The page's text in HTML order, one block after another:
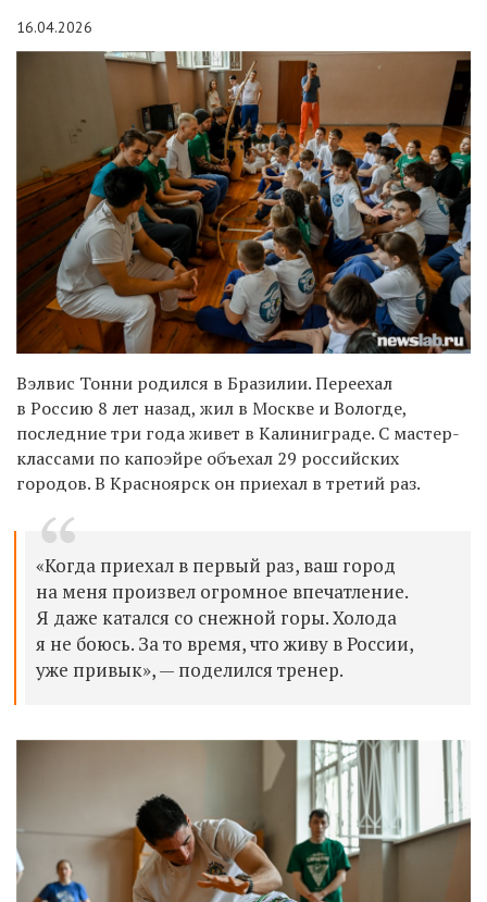
16.04.2026
Вэлвис Тонни родился в Бразилии.Переехал
в Россию 8 лет назад, жил в Москве и Вологде,
последниетри годаживет в Калиниграде. С мастер-
классами по капоэйре объехал 29 российских
городов.В Красноярск он приехал в третий раз.
«Когда приехал в первый раз, ваш город
на меня произвел огромное впечатление.
Я даже катался со снежной горы. Холода
я не боюсь. За то время, что живу в России,
уже привык», — поделился тренер.